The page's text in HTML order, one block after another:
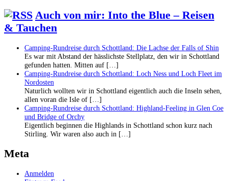
Auch von mir: Into the Blue – Reisen
& Tauchen
Camping-Rundreise durch Schottland: Die Lachse der Falls of Shin
Es war mit Abstand der hässlichste Stellplatz, den wir in Schottland
gefunden hatten. Mitten auf […]
Camping-Rundreise durch Schottland: Loch Ness und Loch Fleet im
Nordosten
Naturlich wollten wir in Schottland eigentlich auch die Inseln sehen,
allen voran die Isle of […]
Camping-Rundreise durch Schottland: Highland-Feeling in Glen Coe
und Bridge of Orchy
Eigentlich beginnen die Highlands in Schottland schon kurz nach
Stirling. Wir waren also auch in […]
Meta
Anmelden